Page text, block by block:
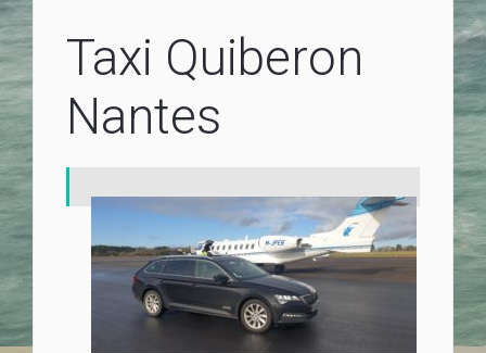
Taxi Quiberon
Nantes